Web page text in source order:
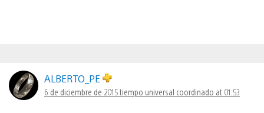
ALBERTO_PE
6 de diciembre de 2015 tiempo universal coordinado at 01:53